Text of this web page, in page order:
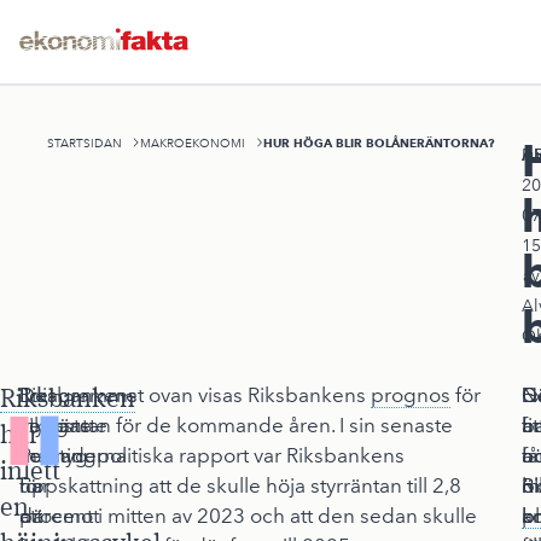
STARTSIDAN MAKROEKONOMI HUR HÖGA BLIR BOLÅNERÄNTORNA?
15
av
Riksbanken
har
inlett
en
Riksbankens
viktigaste
verktyg
för
att
De
senaste
månaderna
har
däremot
I diagrammet ovan visas Riksbankens prognos för
styrräntan för de kommande åren. I sin senaste
Penningpolitiska rapport var Riksbankens
uppskattning att de skulle höja styrräntan till 2,8
procent i mitten av 2023 och att den sedan skulle